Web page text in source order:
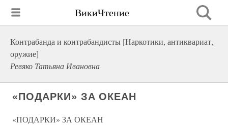
ВикиЧтение
Контрабанда и контрабандисты [Наркотики, антиквариат,
оружие]
Ревяко Татьяна Ивановна
«ПОДАРКИ» ЗА ОКЕАН
«ПОДАРКИ» ЗА ОКЕАН